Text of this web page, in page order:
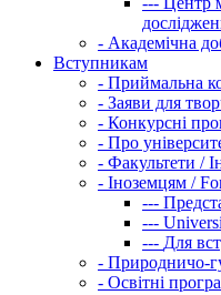
- Академічна
Вступникам
- Приймальна
- Заяви для
- Конкурсні
- Про
- Факультети /
- Іноземцям /
---
---
--- Для
- Природничо-
- Освітні